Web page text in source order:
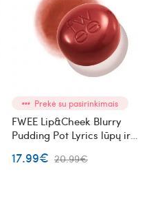
Prekė su pasirinkimais
FWEE Lip&Cheek Blurry
Pudding Pot Lyrics lūpų ir
17.99€ 20.99€